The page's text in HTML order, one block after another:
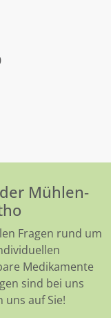
Mühlen-
Fragen rund um
Medikamente
sind bei uns
auf Sie!